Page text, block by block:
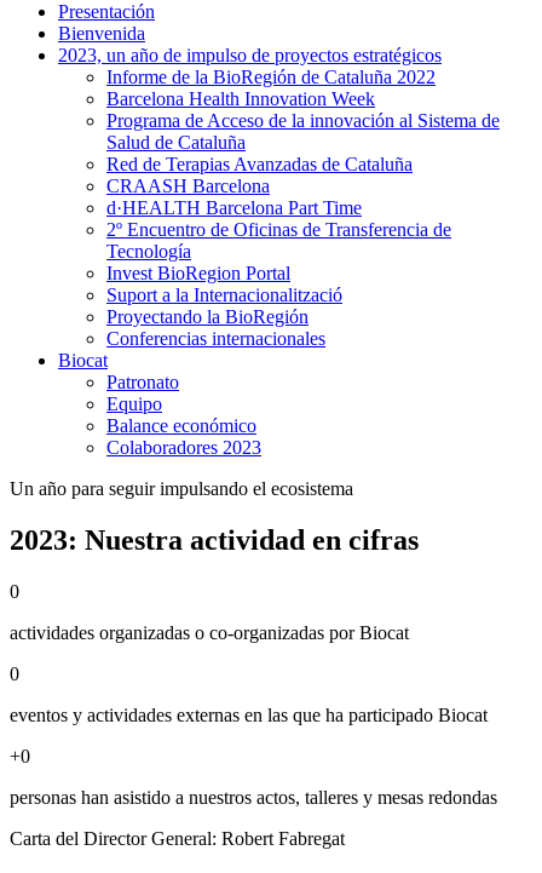
Presentación
Bienvenida
2023, un año de impulso de proyectos estratégicos
Informe de la BioRegión de Cataluña 2022
Barcelona Health Innovation Week
Programa de Acceso de la innovación al Sistema de
Salud de Cataluña
Red de Terapias Avanzadas de Cataluña
CRAASH Barcelona
d·HEALTH Barcelona Part Time
2º Encuentro de Oficinas de Transferencia de
Tecnología
Invest BioRegion Portal
Suport a la Internacionalització
Proyectando la BioRegión
Conferencias internacionales
Biocat
Patronato
Equipo
Balance económico
Colaboradores 2023
Un año para seguir impulsando el ecosistema
2023: Nuestra actividad en cifras
0
actividades organizadas o co-organizadas por Biocat
0
eventos y actividades externas en las que ha participado Biocat
+0
personas han asistido a nuestros actos, talleres y mesas redondas
Carta del Director General: Robert Fabregat